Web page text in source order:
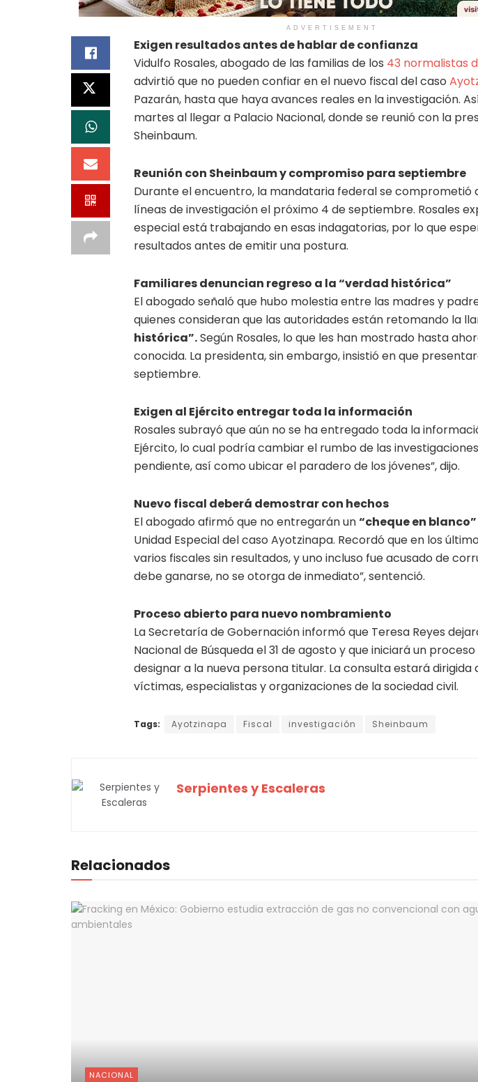
ADVERTISEMENT
Exigen resultados antes de hablar de confianza
Vidulfo Rosales, abogado de las familias de los 43 normalistas
advirtió que no pueden confiar en el nuevo fiscal del caso
Pazarán, hasta que haya avances reales en la investigación.
martes al llegar a Palacio Nacional, donde se reunió con la
Sheinbaum.
Reunión con Sheinbaum y compromiso para septiembre
Durante el encuentro, la mandataria federal se comprometió
líneas de investigación el próximo 4 de septiembre. Rosales
especial está trabajando en esas indagatorias, por lo que
resultados antes de emitir una postura.
Familiares denuncian regreso a la “verdad histórica”
El abogado señaló que hubo molestia entre las madres y
quienes consideran que las autoridades están retomando la
histórica”.Según Rosales, lo que les han mostrado hasta
conocida. La presidenta, sin embargo, insistió en que
septiembre.
Exigen al Ejército entregar toda la información
Rosales subrayó que aún no se ha entregado toda la
Ejército, lo cual podría cambiar el rumbo de las
pendiente, así como ubicar el paradero de los jóvenes”, dijo.
Nuevo fiscal deberá demostrar con hechos
El abogado afirmó que no entregarán un“cheque en blanco”
Unidad Especial del caso Ayotzinapa. Recordó que en los
varios fiscales sin resultados, y uno incluso fue acusado de
debe ganarse, no se otorga de inmediato”, sentenció.
Proceso abierto para nuevo nombramiento
La Secretaría de Gobernación informó que Teresa Reyes
Nacional de Búsqueda el 31 de agosto y que iniciará un
designar a la nueva persona titular. La consulta estará dirigida
víctimas, especialistas y organizaciones de la sociedad civil.
Tags: Ayotzinapa Fiscal investigación Sheinbaum
Serpientes y Escaleras
Relacionados
NACIONAL